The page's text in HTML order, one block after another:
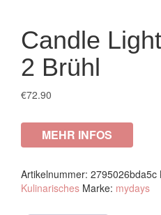
Candle
2 Brühl
€72.90
MEHR INFOS
Artikelnummer: 2795026bda5c
Kulinarisches Marke: mydays